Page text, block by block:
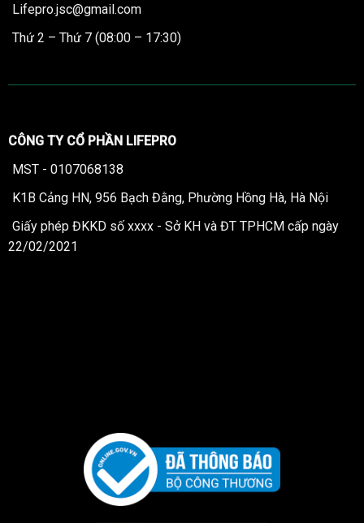
Lifepro.jsc@gmail.com
Thứ 2 – Thứ 7 (08:00 – 17:30)
CÔNG TY CỔ PHẦN LIFEPRO
MST - 0107068138
K1B Cảng HN, 956 Bạch Đằng, Phường Hồng Hà, Hà Nội
Giấy phép ĐKKD số xxxx - Sở KH và ĐT TPHCM cấp ngày
22/02/2021